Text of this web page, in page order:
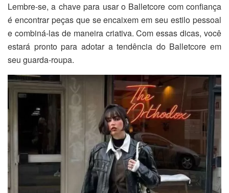
Lembre-se, a chave para usar o Balletcore com confiança
é encontrar peças que se encaixem em seu estilo pessoal
e combiná-las de maneira criativa. Com essas dicas, você
estará pronto para adotar a tendência do Balletcore em
seu guarda-roupa.